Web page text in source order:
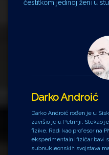
čestitkom jedinoj ženi u
Darko Androić
Darko Androić rođen je u
završio je u Petrinji. Stekao
fizike. Radi kao profesor na
eksperimentalni fizičar bavi
subnukleonskih svojstava